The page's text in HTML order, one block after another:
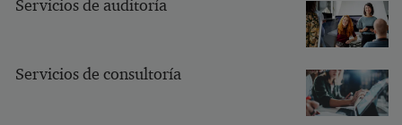
Servicios de auditoría
Servicios de consultoría